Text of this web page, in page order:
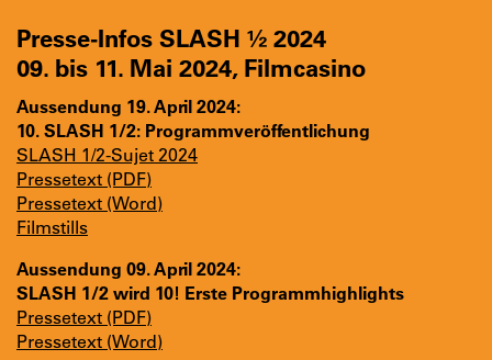
Presse-Infos SLASH ½ 2024
09. bis 11. Mai 2024, Filmcasino
Aussendung 19. April 2024:
10. SLASH 1/2: Programmveröffentlichung
SLASH 1/2-Sujet 2024
Pressetext (PDF)
Pressetext (Word)
Filmstills
Aussendung 09. April 2024:
SLASH 1/2 wird 10! Erste Programmhighlights
Pressetext (PDF)
Pressetext (Word)